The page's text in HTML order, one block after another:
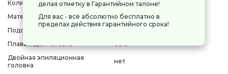
Количество пинцетов / дисков
24
Материал пинцетов
нержавеющая сталь
Подсветка зоны эпиляции
Плавающая головка
Двойная эпиляционная
головка
нет
делая отметку в Гарантийном талоне!
Для вас - всё абсолютно бесплатно в
пределах действия гарантийного срока!